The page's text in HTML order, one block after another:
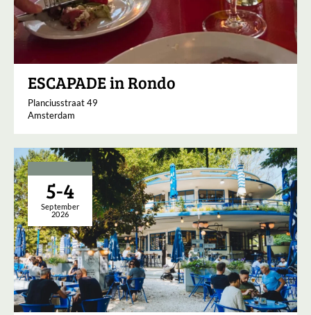
ESCAPADE in Rondo
Planciusstraat 49
Amsterdam
5-4
September
2026